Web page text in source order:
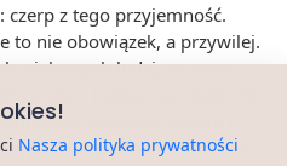
czerp z tego przyjemność.
to nie obowiązek, a przywilej.
ciekawych ludzi, na nowe
doświadczeniem i
pierwszym razem. To czas,
Nasza polityka prywatności